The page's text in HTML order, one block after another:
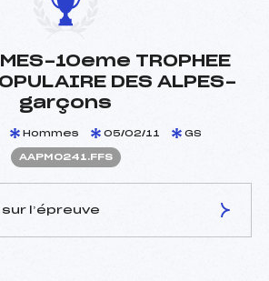
10eme TROPHEE
DES ALPES-
garçons
Hommes 05/02/11 GS
AAPM0241.FFS
l’épreuve